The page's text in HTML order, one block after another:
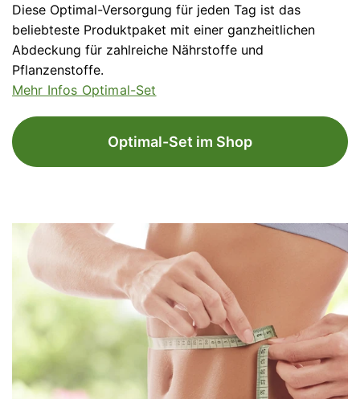
Diese Optimal-Versorgung für jeden Tag ist das
beliebteste Produktpaket mit einer ganzheitlichen
Abdeckung für zahlreiche Nährstoffe und
Pflanzenstoffe.
Mehr Infos Optimal-Set
Optimal-Set im Shop